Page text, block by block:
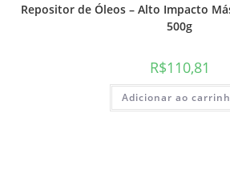
Repositor de Óleos – Alto Impacto
500g
R$110,81
Adicionar ao